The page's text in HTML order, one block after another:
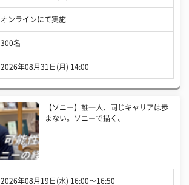
オンラインにて実施
300名
2026年08月31日(月) 14:00
【ソニー】誰一人、同じキャリアは歩
まない。ソニーで描く、
2026年08月19日(水) 16:00〜16:50